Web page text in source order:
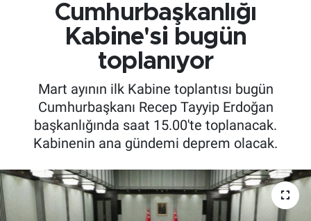
Cumhurbaşkanlığı
Kabine'si bugün
toplanıyor
Mart ayının ilk Kabine toplantısı bugün
Cumhurbaşkanı Recep Tayyip Erdoğan
başkanlığında saat 15.00'te toplanacak.
Kabinenin ana gündemi deprem olacak.